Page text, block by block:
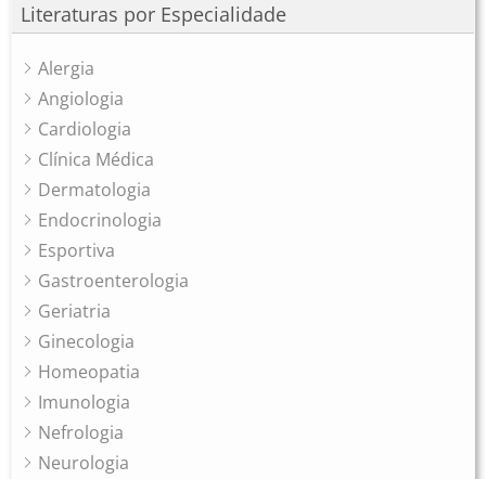
Literaturas por Especialidade
Alergia
Angiologia
Cardiologia
Clínica Médica
Dermatologia
Endocrinologia
Esportiva
Gastroenterologia
Geriatria
Ginecologia
Homeopatia
Imunologia
Nefrologia
Neurologia